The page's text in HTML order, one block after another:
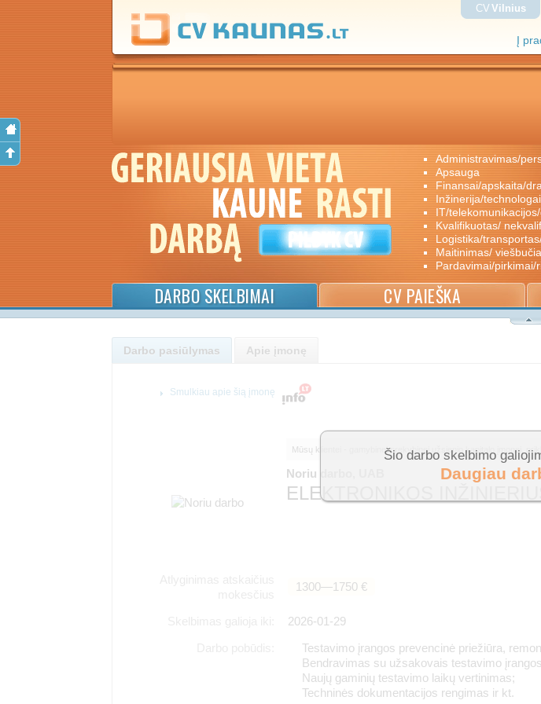
Į
CV Vilnius
administravimas/
apsauga
finansai/apskaita/
inžinerija/technologai
IT/
kvalifikuotas/
logistika/
maitinimas/
pardavimai/pirkimai/
DARBO SKELBIMAI CV PAIEŠKA
Darbo pasiūlymas Apie įmonę
Mūsų klientei - gamybinei prekybinei užsienio kapitalo įmonei,
Noriu darbo, UAB
ELEKTRONIKOS INŽINIERIUS
1300―1750 €
2026-01-29
Testavimo įrangos prevencinė priežiūra,
Bendravimas su užsakovais testavimo
Naujų gaminių testavimo laikų vertinimas;
Techninės dokumentacijos rengimas ir kt.
Smulkiau apie šią įmonę
Šio darbo skelbimo
Daugiau